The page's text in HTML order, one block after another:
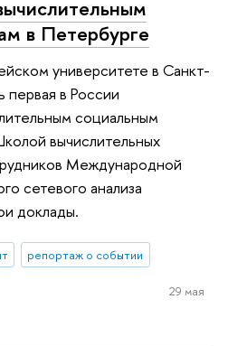
в Петербурге
университете в Санкт-
первая в России
социальным
вычислительных
Международной
сетевого анализа
доклады.
репортаж о событии
29 мая